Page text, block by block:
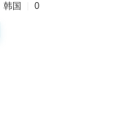
韩国 0